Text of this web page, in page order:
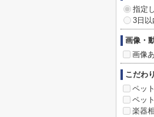
指定
3日以
画像・
画像
こだわ
ペッ
ペッ
楽器